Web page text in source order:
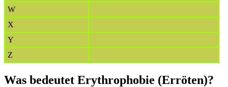
W
X
Y
Z
Was bedeutet Erythrophobie (Erröten)?